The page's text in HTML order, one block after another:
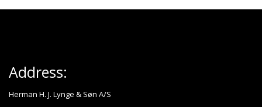
Address:
Herman H. J. Lynge & Søn A/S